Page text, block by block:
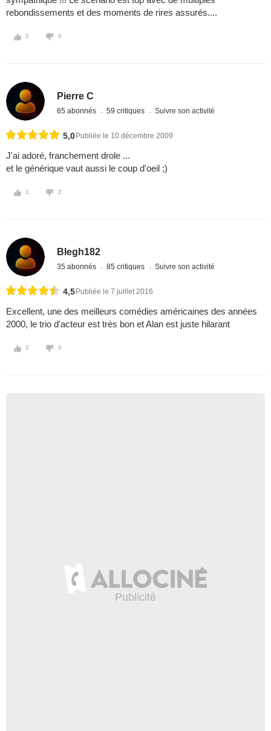
rebondissements et des moments de rires assurés....
2 0
Pierre C
65 abonnés 59 critiques Suivre son activité
5,0 Publiée le 10 décembre 2009
J'ai adoré, franchement drole ...
et le générique vaut aussi le coup d'oeil ;)
1 2
Blegh182
35 abonnés 85 critiques Suivre son activité
4,5 Publiée le 7 juillet 2016
Excellent, une des meilleurs comédies américaines des années
2000, le trio d'acteur est très bon et Alan est juste hilarant
2 0